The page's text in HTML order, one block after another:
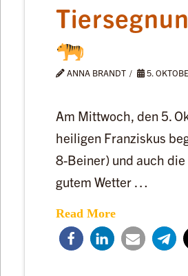
ANNA BRANDT 5.
Am Mittwoch, den 5.
heiligen Franziskus
8-Beiner) und auch
gutem Wetter …
Read More